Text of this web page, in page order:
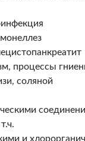
процессы
соляной
и